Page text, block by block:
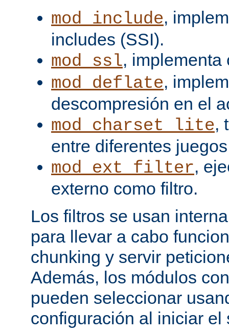
mod_include,
includes (SSI).
mod_ssl, implementa
mod_deflate,
descompresión en el
mod_charset_lite,
entre diferentes
mod_ext_filter,
externo como filtro.
Los filtros se usan
para llevar a cabo
chunking y servir
Además, los módulos
pueden seleccionar
configuración al iniciar el